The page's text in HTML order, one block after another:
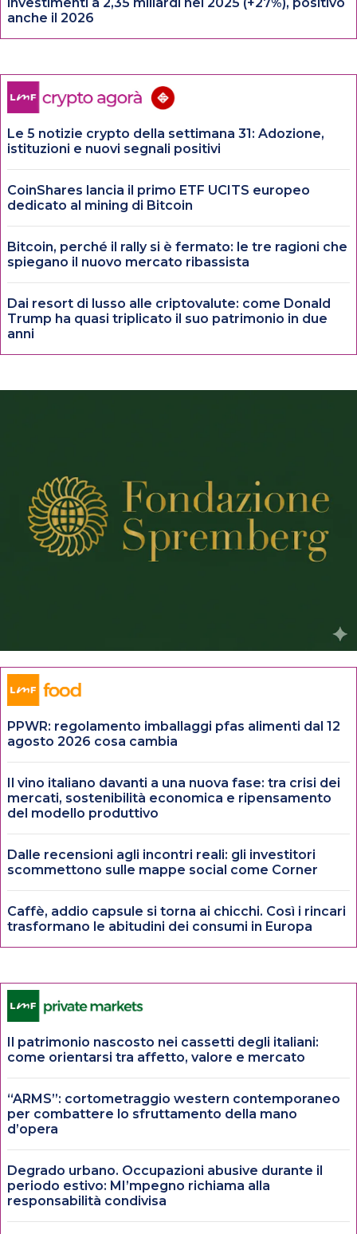
investimenti a 2,35 miliardi nel 2025 (+27%), positivo
anche il 2026
Le 5 notizie crypto della settimana 31: Adozione,
istituzioni e nuovi segnali positivi
CoinShares lancia il primo ETF UCITS europeo
dedicato al mining di Bitcoin
Bitcoin, perché il rally si è fermato: le tre ragioni che
spiegano il nuovo mercato ribassista
Dai resort di lusso alle criptovalute: come Donald
Trump ha quasi triplicato il suo patrimonio in due
anni
PPWR: regolamento imballaggi pfas alimenti dal 12
agosto 2026 cosa cambia
Il vino italiano davanti a una nuova fase: tra crisi dei
mercati, sostenibilità economica e ripensamento
del modello produttivo
Dalle recensioni agli incontri reali: gli investitori
scommettono sulle mappe social come Corner
Caffè, addio capsule si torna ai chicchi. Così i rincari
trasformano le abitudini dei consumi in Europa
Il patrimonio nascosto nei cassetti degli italiani:
come orientarsi tra affetto, valore e mercato
“ARMS”: cortometraggio western contemporaneo
per combattere lo sfruttamento della mano
d’opera
Degrado urbano. Occupazioni abusive durante il
periodo estivo: MI’mpegno richiama alla
responsabilità condivisa